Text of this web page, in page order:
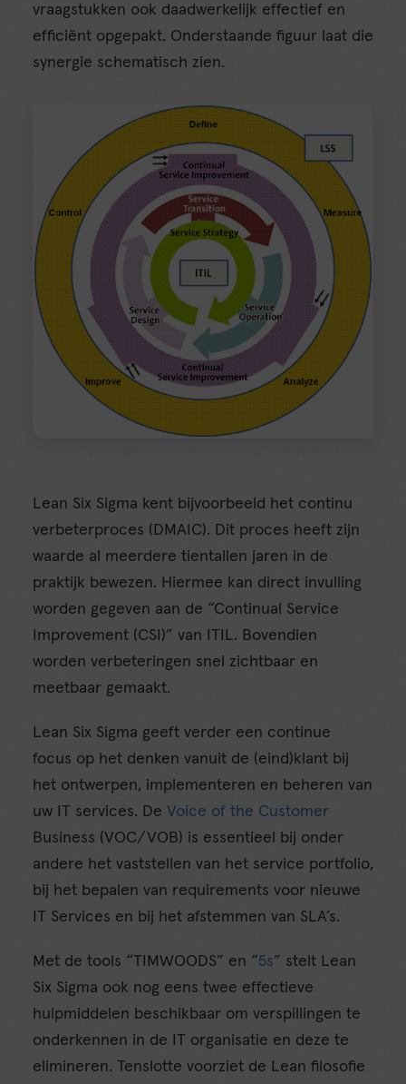
vraagstukken ook daadwerkelijk effectief en
efficiënt opgepakt. Onderstaande figuur laat die
synergie schematisch zien.
Lean Six Sigma kent bijvoorbeeld het continu
verbeterproces (DMAIC). Dit proces heeft zijn
waarde al meerdere tientallen jaren in de
praktijk bewezen. Hiermee kan direct invulling
worden gegeven aan de “Continual Service
Improvement (CSI)” van ITIL. Bovendien
worden verbeteringen snel zichtbaar en
meetbaar gemaakt.
Lean Six Sigma geeft verder een continue
focus op het denken vanuit de (eind)klant bij
het ontwerpen, implementeren en beheren van
uw IT services. De Voice of the Customer
Business (VOC/VOB) is essentieel bij onder
andere het vaststellen van het service portfolio,
bij het bepalen van requirements voor nieuwe
IT Services en bij het afstemmen van SLA’s.
Met de tools “TIMWOODS” en “5s” stelt Lean
Six Sigma ook nog eens twee effectieve
hulpmiddelen beschikbaar om verspillingen te
onderkennen in de IT organisatie en deze te
elimineren. Tenslotte voorziet de Lean filosofie